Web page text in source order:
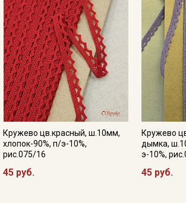
Кружево цв.красный, ш.10мм,
хлопок-90%, п/э-10%,
рис.075/16
45 руб.
Кружево
дымка,
э-10%,
45 руб.
Электронная почта
Ознакомлен(а) с
данных
данных
Даю
Согласие на
информационных